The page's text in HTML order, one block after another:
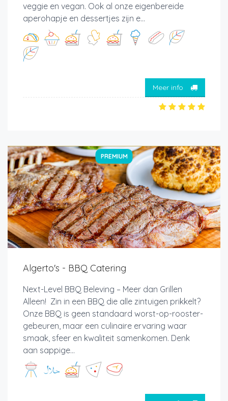
veggie en vegan. Ook al onze eigenbereide
aperohapje en dessertjes zijn e...
Meer info
PREMIUM
Algerto's - BBQ Catering
Next-Level BBQ Beleving – Meer dan Grillen
Alleen! Zin in een BBQ die alle zintuigen prikkelt?
Onze BBQ is geen standaard worst-op-rooster-
gebeuren, maar een culinaire ervaring waar
smaak, sfeer en kwaliteit samenkomen. Denk
aan sappige...